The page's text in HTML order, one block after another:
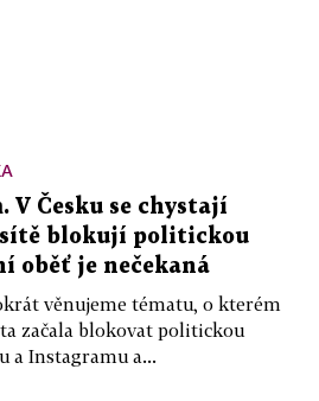
V Česku se chystají
blokují politickou
oběť je nečekaná
věnujeme tématu, o kterém
začala blokovat politickou
a Instagramu a...